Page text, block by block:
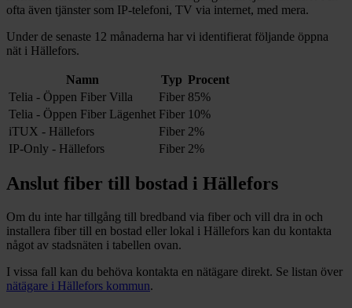
ofta även tjänster som IP-telefoni, TV via internet, med mera.
Under de senaste 12 månaderna har vi identifierat följande öppna
nät i Hällefors.
Namn Typ Procent
Telia - Öppen Fiber Villa
Fiber 85%
Telia - Öppen Fiber Lägenhet Fiber 10%
iTUX - Hällefors
Fiber 2%
IP-Only - Hällefors
Fiber 2%
Anslut fiber till bostad i Hällefors
Om du inte har tillgång till bredband via fiber och vill dra in och
installera fiber till en bostad eller lokal i Hällefors kan du kontakta
något av stadsnäten i tabellen ovan.
I vissa fall kan du behöva kontakta en nätägare direkt. Se listan över
nätägare i Hällefors kommun.